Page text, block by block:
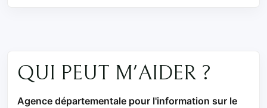
QUI PEUT M'AIDER ?
Agence départementale pour l'information sur le